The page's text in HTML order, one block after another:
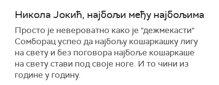
Никола Јокић, најбољи међу најбољима
Просто је невероватно како је "дежмекасти"
Сомборац успео да најбољу кошаркашку лигу
на свету и без поговора најбоље кошаркаше
на свету стави под своје ноге. И то чини из
године у годину.